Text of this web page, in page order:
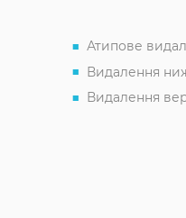
Атипове
Видалення
Видалення